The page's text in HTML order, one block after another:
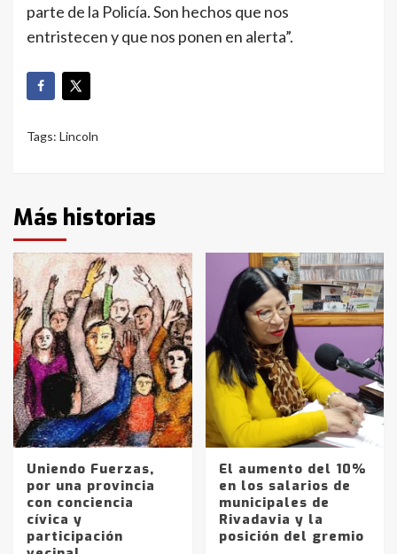
parte de la Policía. Son hechos que nos
entristecen y que nos ponen en alerta”.
Tags: Lincoln
Más historias
Uniendo Fuerzas,
por una provincia
con conciencia
cívica y
participación
El aumento del 10%
en los salarios de
municipales de
Rivadavia y la
posición del gremio